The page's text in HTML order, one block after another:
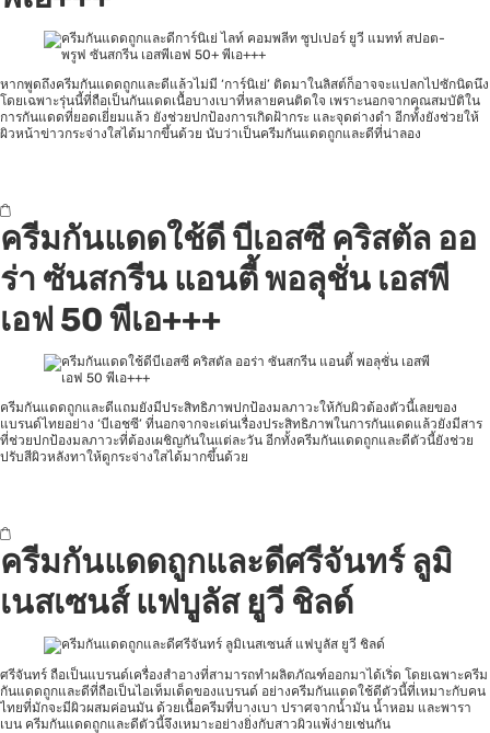
หากพูดถึงครีมกันแดดถูกและดีแล้วไม่มี ‘การ์นิเย่’ ติดมาในลิสต์ก็อาจจะแปลกไปซักนิดนึง
โดยเฉพาะรุ่นนี้ที่ถือเป็นกันแดดเนื้อบางเบาที่หลายคนติดใจ เพราะนอกจากคุณสมบัติใน
การกันแดดที่ยอดเยี่ยมแล้ว ยังช่วยปกป้องการเกิดฝ้ากระ และจุดด่างดำ อีกทั้งยังช่วยให้
ผิวหน้าข่าวกระจ่างใสได้มากขึ้นด้วย นับว่าเป็นครีมกันแดดถูกและดีที่น่าลอง
ครีมกันแดดใช้ดี บีเอสซี คริสตัล ออ
ร่า ซันสกรีน แอนตี้ พอลุชั่น เอสพี
เอฟ 50 พีเอ+++
ครีมกันแดดถูกและดีแถมยังมีประสิทธิภาพปกป้องมลภาวะให้กับผิวต้องตัวนี้เลยของ
แบรนด์ไทยอย่าง ‘บีเอชซี’ ที่นอกจากจะเด่นเรื่องประสิทธิภาพในการกันแดดแล้วยังมีสาร
ที่ช่วยปกป้องมลภาวะที่ต้องเผชิญกันในแต่ละวัน อีกทั้งครีมกันแดดถูกและดีตัวนี้ยังช่วย
ปรับสีผิวหลังทาให้ดูกระจ่างใสได้มากขึ้นด้วย
ครีมกันแดดถูกและดีศรีจันทร์ ลูมิ
เนสเซนส์ แฟบูลัส ยูวี ชิลด์
ศรีจันทร์ ถือเป็นแบรนด์เครื่องสำอางที่สามารถทำผลิตภัณฑ์ออกมาได้เริ่ด โดยเฉพาะครีม
กันแดดถูกและดีที่ถือเป็นไอเท็มเด็ดของแบรนด์ อย่างครีมกันแดดใช้ดีตัวนี้ที่เหมาะกับคน
ไทยที่มักจะมีผิวผสมค่อนมัน ด้วยเนื้อครีมที่บางเบา ปราศจากน้ำมัน น้ำหอม และพารา
เบน ครีมกันแดดถูกและดีตัวนี้จึงเหมาะอย่างยิ่งกับสาวผิวแพ้ง่ายเช่นกัน